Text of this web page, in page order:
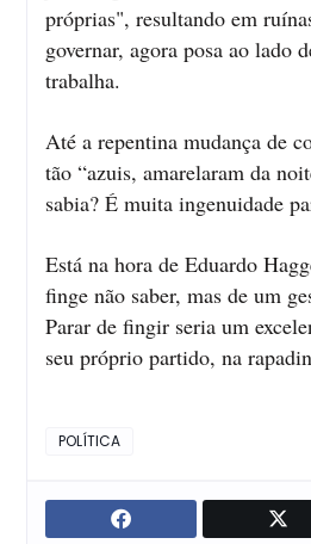
próprias", resultando em
governar, agora posa ao lado
trabalha.
Até a repentina mudança de
tão “azuis, amarelaram da
sabia? É muita ingenuidade
Está na hora de Eduardo
finge não saber, mas de um
Parar de fingir seria um
seu próprio partido, na
POLÍTICA